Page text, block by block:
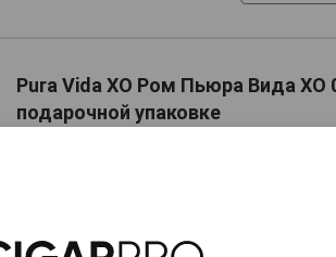
Pura Vida XO Ром Пьюра Вида ХО
подарочной упаковке
Градус